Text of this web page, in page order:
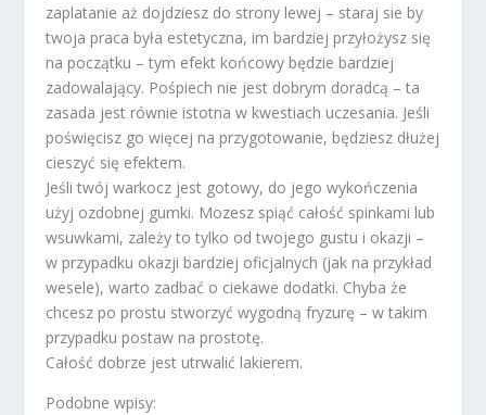
zaplatanie aż dojdziesz do strony lewej – staraj sie by
twoja praca była estetyczna, im bardziej przyłożysz się
na początku – tym efekt końcowy będzie bardziej
zadowalający. Pośpiech nie jest dobrym doradcą – ta
zasada jest równie istotna w kwestiach uczesania. Jeśli
poświęcisz go więcej na przygotowanie, będziesz dłużej
cieszyć się efektem.
Jeśli twój warkocz jest gotowy, do jego wykończenia
użyj ozdobnej gumki. Mozesz spiąć całość spinkami lub
wsuwkami, zależy to tylko od twojego gustu i okazji –
w przypadku okazji bardziej oficjalnych (jak na przykład
wesele), warto zadbać o ciekawe dodatki. Chyba że
chcesz po prostu stworzyć wygodną fryzurę – w takim
przypadku postaw na prostotę.
Całość dobrze jest utrwalić lakierem.
Podobne wpisy: